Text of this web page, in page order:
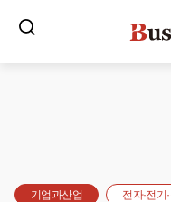
기업과산업 전자·전기